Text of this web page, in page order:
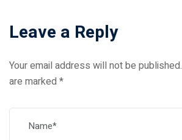
Leave a Reply
Your email address will not be published.
are marked *